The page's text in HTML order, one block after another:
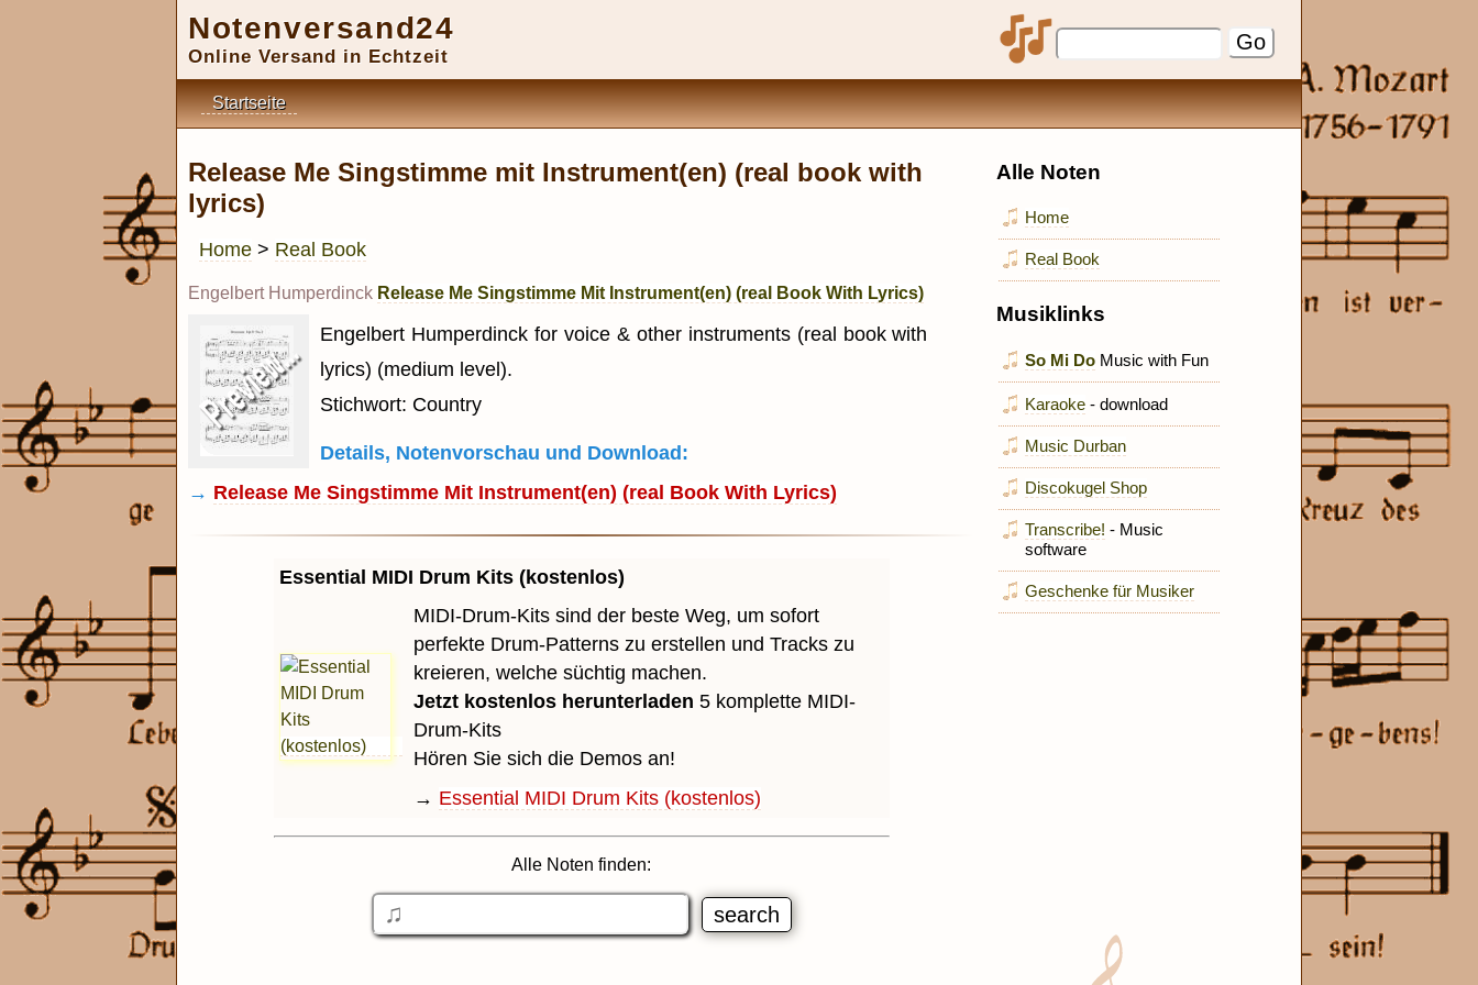
Notenversand24
Online Versand in Echtzeit
Startseite
Release Me Singstimme mit Instrument(en) (real book with
lyrics)
Home > Real Book
Engelbert Humperdinck Release Me Singstimme Mit Instrument(en) (real Book With Lyrics)
Engelbert Humperdinck for voice & other instruments (real book with
lyrics) (medium level).
Stichwort: Country
Details, Notenvorschau und Download:
→ Release Me Singstimme Mit Instrument(en) (real Book With Lyrics)
Essential MIDI Drum Kits (kostenlos)
MIDI-Drum-Kits sind der beste Weg, um sofort
perfekte Drum-Patterns zu erstellen und Tracks zu
kreieren, welche süchtig machen.
Jetzt kostenlos herunterladen 5 komplette MIDI-
Drum-Kits
Hören Sie sich die Demos an!
→ Essential MIDI Drum Kits (kostenlos)
Alle Noten finden:
Alle Noten
Home
Real Book
Musiklinks
So Mi Do Music with Fun
Karaoke - download
Music Durban
Discokugel Shop
Transcribe! - Music
software
Geschenke für Musiker